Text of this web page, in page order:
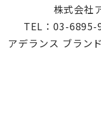
株式会社
TEL：03-
アデランス ブラン